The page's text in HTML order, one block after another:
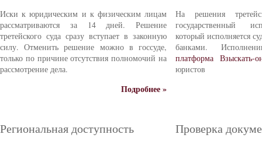
Иски к юридическим и к физическим лицам
рассматриваются за 14 дней. Решение
третейского суда сразу вступает в законную
силу. Отменить решение можно в госсуде,
только по причине отсутствия полномочий на
рассмотрение дела.
Подробнее »
На решения
государственный
который исполняется
банками.
платформа Взыскать-
юристов
Региональная доступность Проверка